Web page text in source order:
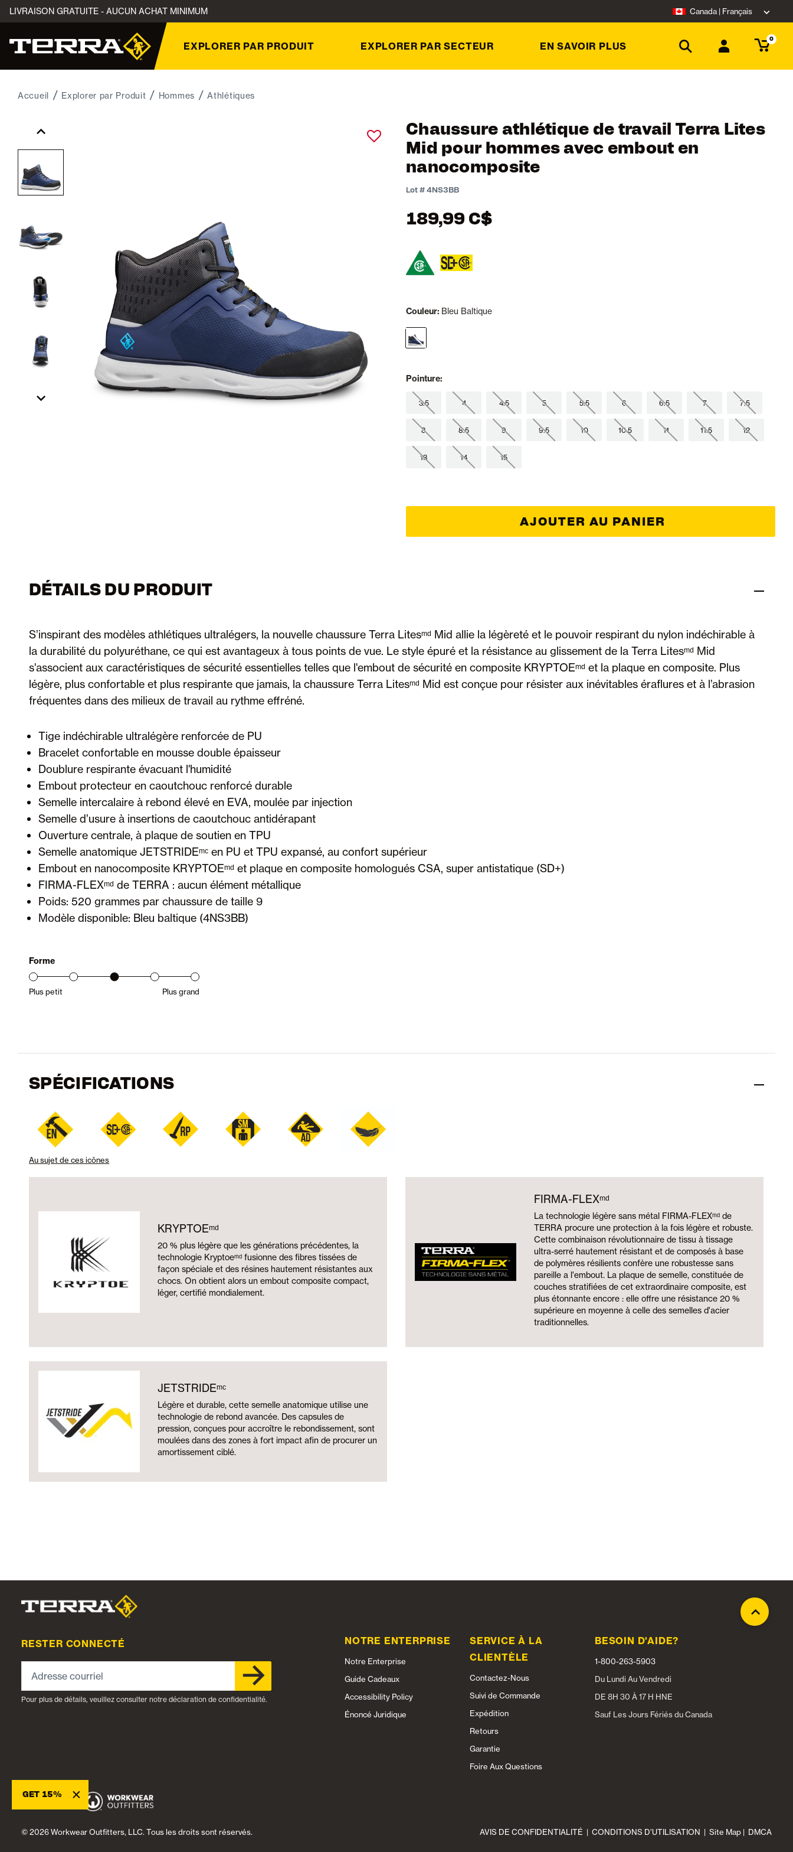
LIVRAISON GRATUITE - AUCUN ACHAT MINIMUM Canada | Français
EXPLORER PAR PRODUIT EXPLORER PAR SECTEUR EN SAVOIR PLUS
0
Accueil Explorer par Produit Hommes Athlétiques
Chaussure athlétique de travail Terra Lites
Mid pour hommes avec embout en
nanocomposite
Lot # 4NS3BB
3,5 out of 5 Customer Rating
189,99 C$
Couleur: Bleu Baltique
Pointure:
3.5 4 4.5 5 5.5 6 6.5 7 7.5
8 8.5 9 9.5 10 10.5 11 11.5 12
13 14 15
AJOUTER AU PANIER
DÉTAILS DU PRODUIT
S’inspirant des modèles athlétiques ultralégers, la nouvelle chaussure Terra Litesᵐᵈ Mid allie la légèreté et le pouvoir respirant du nylon indéchirable à
la durabilité du polyuréthane, ce qui est avantageux à tous points de vue. Le style épuré et la résistance au glissement de la Terra Litesᵐᵈ Mid
s'associent aux caractéristiques de sécurité essentielles telles que l'embout de sécurité en composite KRYPTOEᵐᵈ et la plaque en composite. Plus
légère, plus confortable et plus respirante que jamais, la chaussure Terra Litesᵐᵈ Mid est conçue pour résister aux inévitables éraflures et à l’abrasion
fréquentes dans des milieux de travail au rythme effréné.
Tige indéchirable ultralégère renforcée de PU
Bracelet confortable en mousse double épaisseur
Doublure respirante évacuant l'humidité
Embout protecteur en caoutchouc renforcé durable
Semelle intercalaire à rebond élevé en EVA, moulée par injection
Semelle d’usure à insertions de caoutchouc antidérapant
Ouverture centrale, à plaque de soutien en TPU
Semelle anatomique JETSTRIDEᵐᶜ en PU et TPU expansé, au confort supérieur
Embout en nanocomposite KRYPTOEᵐᵈ et plaque en composite homologués CSA, super antistatique (SD+)
FIRMA-FLEXᵐᵈ de TERRA : aucun élément métallique
Poids: 520 grammes par chaussure de taille 9
Modèle disponible: Bleu baltique (4NS3BB)
Forme
Plus petit Plus grand
SPÉCIFICATIONS
Au sujet de ces icônes
KRYPTOEᵐᵈ
20 % plus légère que les générations précédentes, la
technologie Kryptoeᵐᵈ fusionne des fibres tissées de
façon spéciale et des résines hautement résistantes aux
chocs. On obtient alors un embout composite compact,
léger, certifié mondialement.
FIRMA-FLEXᵐᵈ
La technologie légère sans métal FIRMA-FLEXᵐᵈ de
TERRA procure une protection à la fois légère et robuste.
Cette combinaison révolutionnaire de tissu à tissage
ultra-serré hautement résistant et de composés à base
de polymères résilients confère une robustesse sans
pareille a l'embout. La plaque de semelle, constituée de
couches stratifiées de cet extraordinaire composite, est
plus étonnante encore : elle offre une résistance 20 %
supérieure en moyenne à celle des semelles d'acier
traditionnelles.
JETSTRIDEᵐᶜ
Légère et durable, cette semelle anatomique utilise une
technologie de rebond avancée. Des capsules de
pression, conçues pour accroître le rebondissement, sont
moulées dans des zones à fort impact afin de procurer un
amortissement ciblé.
RESTER CONNECTÉ
Adresse courriel
Pour plus de détails, veuillez consulter notre déclaration de confidentialité.
×
GET 15%
NOTRE ENTERPRISE
Notre Enterprise
Guide Cadeaux
Accessibility Policy
Énoncé Juridique
SERVICE À LA
CLIENTÈLE
Contactez-Nous
Suivi de Commande
Expédition
Retours
Garantie
Foire Aux Questions
BESOIN D'AIDE?
1-800-263-5903
Du Lundi Au Vendredi
DE 8H 30 À 17 H HNE
Sauf Les Jours Fériés du Canada
© 2026 Workwear Outfitters, LLC. Tous les droits sont réservés. AVIS DE CONFIDENTIALITÉ | CONDITIONS D’UTILISATION | Site Map | DMCA